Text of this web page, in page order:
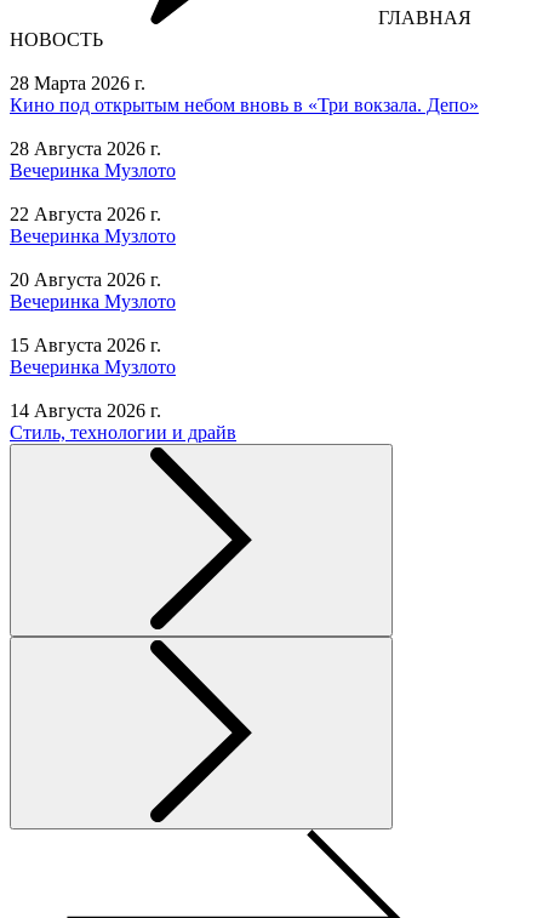
ГЛАВНАЯ
НОВОСТЬ
28 Марта 2026 г.
Кино под открытым небом вновь в «Три вокзала. Депо»
28 Августа 2026 г.
Вечеринка Музлото
22 Августа 2026 г.
Вечеринка Музлото
20 Августа 2026 г.
Вечеринка Музлото
15 Августа 2026 г.
Вечеринка Музлото
14 Августа 2026 г.
Стиль, технологии и драйв